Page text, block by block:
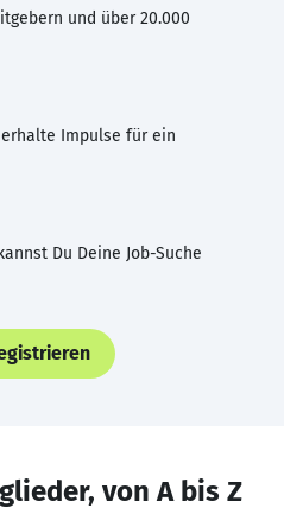
und über 20.000
Impulse für ein
Du Deine Job-Suche
von A bis Z